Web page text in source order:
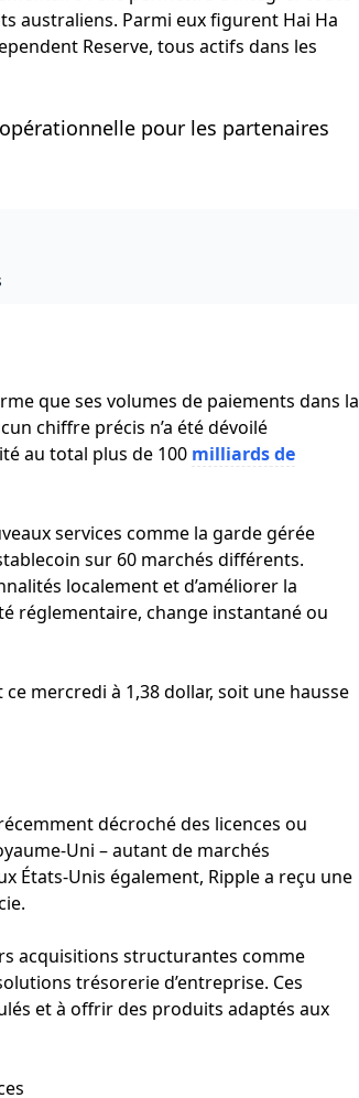
australiens. Parmi eux figurent Hai Ha
Reserve, tous actifs dans les
pour les partenaires
que ses volumes de paiements dans la
chiffre précis n’a été dévoilé
au total plus de 100 milliards de
services comme la garde gérée
sur 60 marchés différents.
localement et d’améliorer la
réglementaire, change instantané ou
mercredi à 1,38 dollar, soit une hausse
décroché des licences ou
Uni – autant de marchés
États-Unis également, Ripple a reçu une
acquisitions structurantes comme
trésorerie d’entreprise. Ces
et à offrir des produits adaptés aux